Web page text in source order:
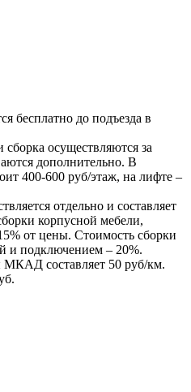
бесплатно до подъезда в
осуществляются за
дополнительно. В
400-600 руб/этаж, на лифте –
отдельно и составляет
корпусной мебели,
от цены. Стоимость сборки
и подключением – 20%.
МКАД составляет 50 руб/км.